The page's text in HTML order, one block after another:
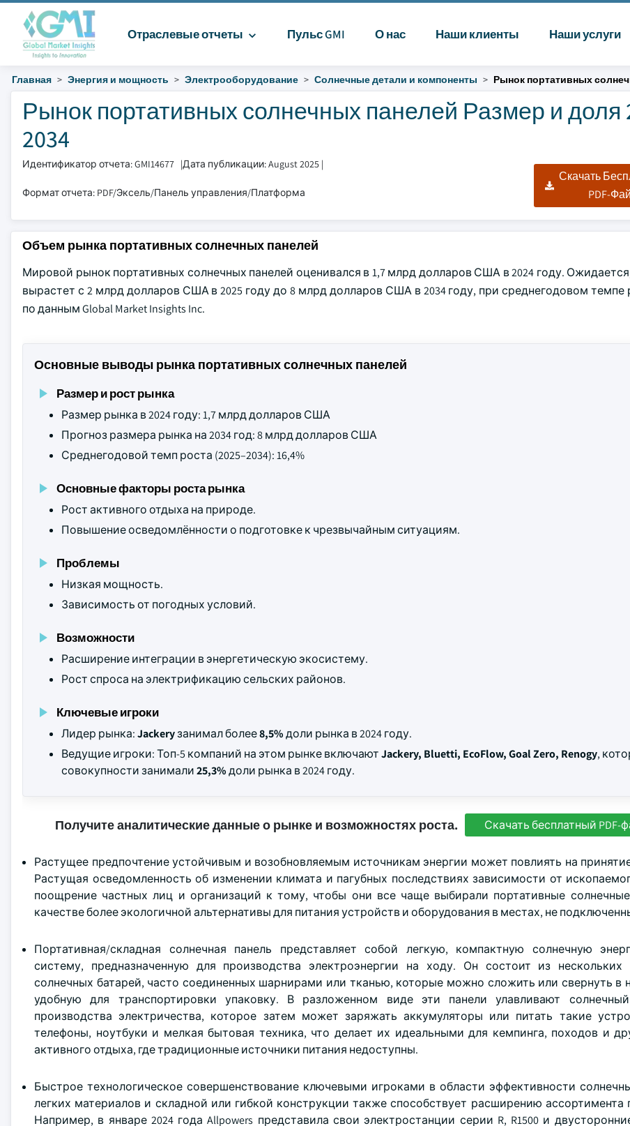
Отраслевые отчеты Пульс GMI О нас Наши клиенты Наши услуги
Главная Энергия и мощность Электрооборудование Солнечные детали и компоненты Рынок портативных
Рынок портативных солнечных панелей Размер и доля
2034
Идентификатор отчета: GMI14677 |Дата публикации: August 2025 |
Формат отчета: PDF/Эксель/Панель управления/Платформа
Скачать
PDF-
Объем рынка портативных солнечных панелей
Мировой рынок портативных солнечных панелей оценивался в 1,7 млрд долларов США в 2024 году.
вырастет с 2 млрд долларов США в 2025 году до 8 млрд долларов США в 2034 году, при среднегодовом темпе
по данным Global Market Insights Inc.
Основные выводы рынка портативных солнечных панелей
Размер и рост рынка
Размер рынка в 2024 году: 1,7 млрд долларов США
Прогноз размера рынка на 2034 год: 8 млрд долларов США
Среднегодовой темп роста (2025–2034): 16,4%
Основные факторы роста рынка
Рост активного отдыха на природе.
Повышение осведомлённости о подготовке к чрезвычайным ситуациям.
Проблемы
Низкая мощность.
Зависимость от погодных условий.
Возможности
Расширение интеграции в энергетическую экосистему.
Рост спроса на электрификацию сельских районов.
Ключевые игроки
Лидер рынка:Jackeryзанимал более8,5%доли рынка в 2024 году.
Ведущие игроки: Топ-5 компаний на этом рынке включаютJackery, Bluetti, EcoFlow, Goal Zero, Renogy,
совокупности занимали25,3%доли рынка в 2024 году.
Получите аналитические данные о рынке и возможностях роста. Скачать бесплатный PDF-
Растущее предпочтение устойчивым и возобновляемым источникам энергии может повлиять на
Растущая осведомленность об изменении климата и пагубных последствиях зависимости от
поощрение частных лиц и организаций к тому, чтобы они все чаще выбирали портативные
качестве более экологичной альтернативы для питания устройств и оборудования в местах, не
Портативная/складная солнечная панель представляет собой легкую, компактную солнечную
систему, предназначенную для производства электроэнергии на ходу. Он состоит из нескольких
солнечных батарей, часто соединенных шарнирами или тканью, которые можно сложить или свернуть в
удобную для транспортировки упаковку. В разложенном виде эти панели улавливают
производства электричества, которое затем может заряжать аккумуляторы или питать такие
телефоны, ноутбуки и мелкая бытовая техника, что делает их идеальными для кемпинга, походов и
активного отдыха, где традиционные источники питания недоступны.
Быстрое технологическое совершенствование ключевыми игроками в области эффективности
легких материалов и складной или гибкой конструкции также способствует расширению ассортимента
Например, в январе 2024 года Allpowers представила свои электростанции серии R, R1500 и